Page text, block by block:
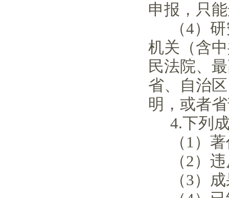
申报，只
（4）
机关（含
民法院、
省、自治
明，或者
4.下列
（1）
（2）
（3）